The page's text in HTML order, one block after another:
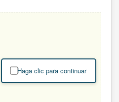
Haga clic para continuar